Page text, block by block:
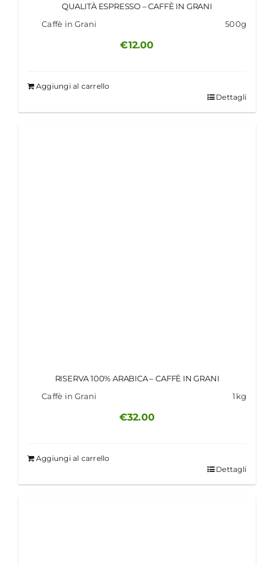
QUALITÀ ESPRESSO – CAFFÈ IN GRANI
Caffè in Grani
500g
€12.00
Aggiungi al carrello
Dettagli
RISERVA 100% ARABICA – CAFFÈ IN GRANI
Caffè in Grani
1kg
€32.00
Aggiungi al carrello
Dettagli